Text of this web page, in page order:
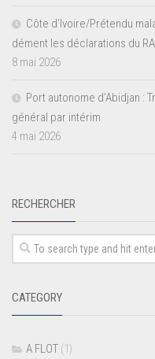
Côte d’Ivoire/Prétendu
dément les déclarations du
8 mai 2026
Port autonome d’Abidjan :
général par intérim
4 mai 2026
RECHERCHER
CATEGORY
A FLOT (1)